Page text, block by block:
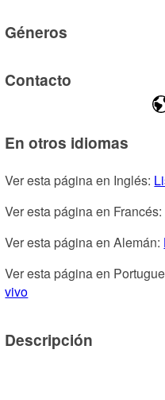
Géneros
Contacto
En otros idiomas
Ver esta página en Inglés:
Ver esta página en Francés:
Ver esta página en Alemán:
Ver esta página en
vivo
Descripción